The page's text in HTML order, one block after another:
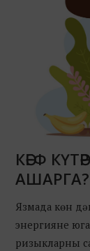
КӘЕФ
АШАРГА?
Язмада көн
энергияне
ризыкларны